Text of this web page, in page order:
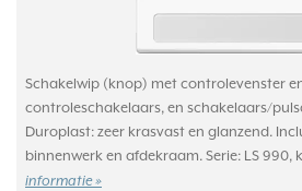
Schakelwip (knop) met controlevenster
controleschakelaars, en schakelaars/
Duroplast: zeer krasvast en glanzend.
binnenwerk en afdekraam. Serie: LS 990,
informatie »